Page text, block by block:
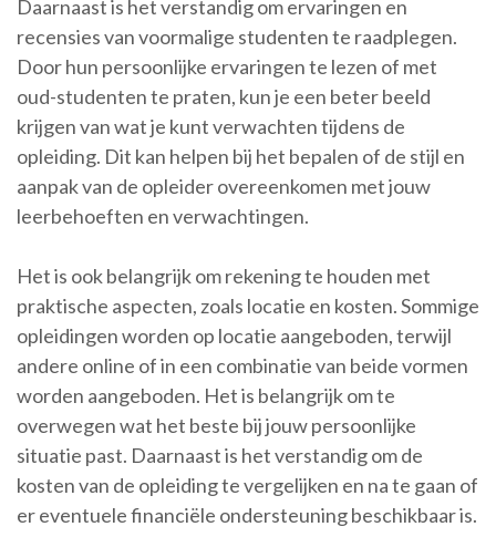
Daarnaast is het verstandig om ervaringen en
recensies van voormalige studenten te raadplegen.
Door hun persoonlijke ervaringen te lezen of met
oud-studenten te praten, kun je een beter beeld
krijgen van wat je kunt verwachten tijdens de
opleiding. Dit kan helpen bij het bepalen of de stijl en
aanpak van de opleider overeenkomen met jouw
leerbehoeften en verwachtingen.
Het is ook belangrijk om rekening te houden met
praktische aspecten, zoals locatie en kosten. Sommige
opleidingen worden op locatie aangeboden, terwijl
andere online of in een combinatie van beide vormen
worden aangeboden. Het is belangrijk om te
overwegen wat het beste bij jouw persoonlijke
situatie past. Daarnaast is het verstandig om de
kosten van de opleiding te vergelijken en na te gaan of
er eventuele financiële ondersteuning beschikbaar is.